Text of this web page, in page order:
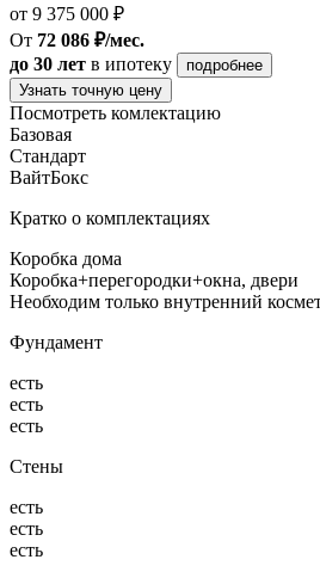
от 9 375 000 ₽
От 72 086 ₽/мес.
до 30 лет в ипотеку
подробнее
Узнать точную цену
Посмотреть комлектацию
Базовая
Стандарт
ВайтБокс
Кратко о комплектациях
Коробка дома
Коробка+перегородки+окна, двери
Необходим только внутренний
Фундамент
есть
есть
есть
Стены
есть
есть
есть